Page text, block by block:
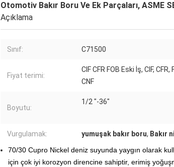
Otomotiv Bakır Boru Ve Ek Parçaları, ASME
Açıklama
Sınıf: C71500
Fiyat terimi:
CIF CFR FOB Eski İş, CIF, CFR,
CNF
Boyutu:
1/2 "-36"
Vurgulamak: yumuşak bakır boru, Bakır
70/30 Cupro Nickel deniz suyunda yaygın olarak
için çok iyi korozyon direncine sahiptir, erimiş